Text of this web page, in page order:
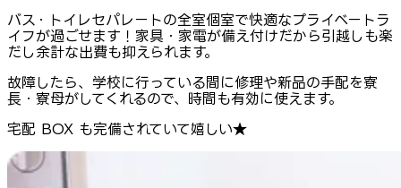
バス・トイレセパレートの全室個室で快適なプライベートラ
イフが過ごせます！家具・家電が備え付けだから引越しも楽
だし余計な出費も抑えられます。
故障したら、学校に行っている間に修理や新品の手配を寮
長・寮母がしてくれるので、時間も有効に使えます。
宅配 BOX も完備されていて嬉しい★